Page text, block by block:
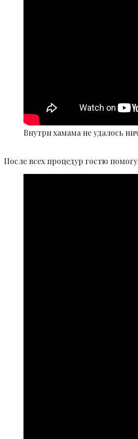
Внутри хамама не удалось
После всех процедур гостю